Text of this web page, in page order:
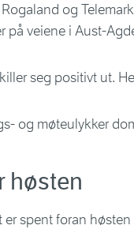
og
på veiene i Aust-
seg positivt ut.
og møteulykker
høsten
er spent foran